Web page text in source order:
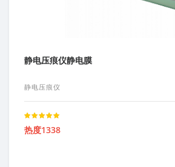
静电压痕仪静电膜
静电压痕仪
Rated
5.00out of 5
热度1338